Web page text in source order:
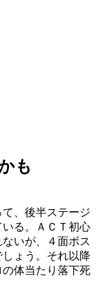
も
、後半ステージ
る。ＡＣＴ初心
いが、４面ボス
ょう。それ以降
体当たり落下死